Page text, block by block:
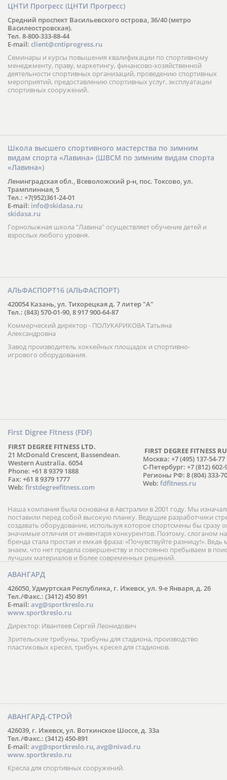
ЦНТИ Прогресс (ЦНТИ Прогресс)
Средний проспект Васильевского острова, 36/40 (метро
Василеостровская).
Тел. 8-800-333-88-44
E-mail: client@cntiprogress.ru
Семинары и курсы повышения квалификации по спортивному
менеджменту, праву, маркетингу, финансово-хозяйственной
деятельности спортивных организаций, проведению спортивных
мероприятий, предоставлению спортивных услуг, эксплуатации
спортивных сооружений.
Школа высшего спортивного мастерства по зимним
видам спорта «Лавина» (ШВСМ по зимним видам спорта
«Лавина»)
Ленинградская обл., Всеволожский р-н, пос. Токсово, ул.
Трамплинная, 5
Тел.: +7(952)361-24-01
E-mail: info@skidasa.ru
skidasa.ru
Горнолыжная школа "Лавина" осуществляет обучение детей и
взрослых любого уровня.
АЛЬФАСПОРТ16 (АЛЬФАСПОРТ)
420054 Казань, ул. Тихорецкая д. 7 литер "А"
Тел.: (843) 570-01-90, 8 917 900-64-87
Коммерческий директор - ПОЛУКАРИКОВА Татьяна
Александровна
Завод производитель хоккейных площадок и спортивно-
игрового оборудования.
First Digree Fitness (FDF)
FIRST DEGREE FITNESS LTD.
21 McDonald Crescent, Bassendean.
Western Australia. 6054
Phone: +61 8 9379 1888
Fax: +61 8 9379 1777
Web: firstdegreefitness.com
FIRST DEGREE FITNESS
Москва: +7 (495) 137-54-77
С-Петербург: +7 (812) 602-
Регионы РФ: 8 (804) 333-
Web: fdfitness.ru
Наша компания была основана в Австралии в 2001 году. Мы
поставили перед собой высокую планку. Ведущие разработчики
создавать оборудование, используя которое спортсмены бы сразу
значимые отличия от инвентаря конкурентов. Поэтому, слоганом
бренда стала простая и емкая фраза: «Почувствуйте разницу!».
знаем, что нет предела совершенству и постоянно пребываем в
лучших материалов и более современных решений.
АВАНГАРД
426050, Удмуртская Республика, г. Ижевск, ул. 9-е Января, д. 26
Тел./Факс.: (3412) 450 891
E-mail: avg@sportkreslo.ru
www.sportkreslo.ru
Директор: Ивантеев Сергей Леонидович
Зрительские трибуны, трибуны для стадиона, производство
пластиковых кресел, трибун, кресел для стадионов.
АВАНГАРД-СТРОЙ
426039, г. Ижевск, ул. Воткинское Шоссе, д. 33а
Тел./Факс.: (3412) 450-891
E-mail: avg@sportkreslo.ru,avg@nivad.ru
www.sportkreslo.ru
Кресла для спортивных сооружений.